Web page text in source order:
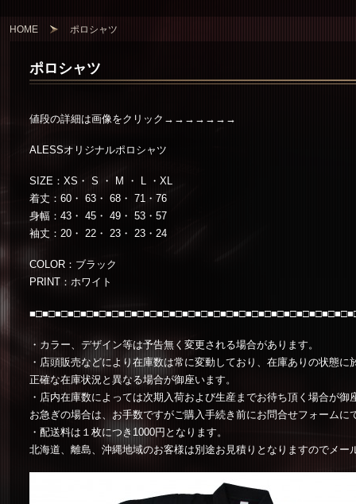
HOME ポロシャツ
ポロシャツ
値段の詳細は画像をクリック→→→→→→→
ALESSオリジナルポロシャツ
SIZE：XS・ S ・ M ・ L ・XL
着丈：60・ 63・ 68・ 71・76
身幅：43・ 45・ 49・ 53・57
袖丈：20・ 22・ 23・ 23・24
COLOR：ブラック
PRINT：ホワイト
・カラー、デザイン等は予告無く変更される場合があります。
・店頭販売などにより在庫数は常に変動しており、在庫ありの状態に
正確な在庫状況と異なる場合が御座います。
・店内在庫数によっては次期入荷および生産までお待ち頂く場合が御
お急ぎの場合は、お手数ですがご購入手続き前にお問合せフォームに
・配送料は１枚につき1000円となります。
北海道、離島、沖縄地域のお客様は別途お見積りとなりますのでメー